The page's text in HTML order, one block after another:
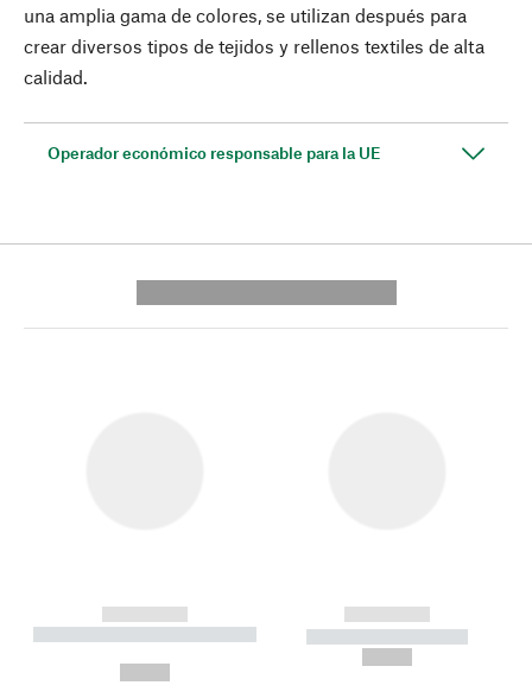
una amplia gama de colores, se utilizan después para
crear diversos tipos de tejidos y rellenos textiles de alta
calidad.
Operador económico responsable para la UE
------------
----------- ----------- --------
------------
----------- -----------